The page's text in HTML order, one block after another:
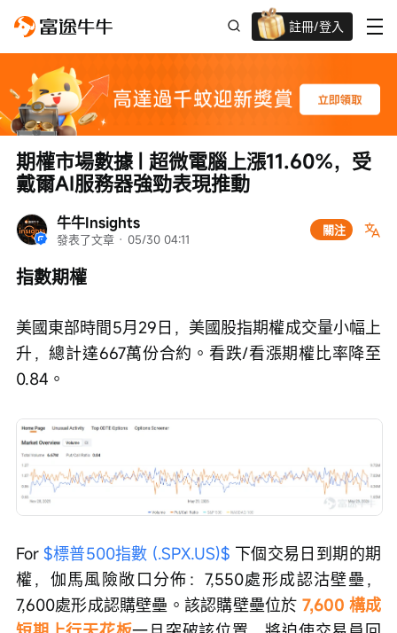
註冊/登入
迎新驚喜賞 股票/BTC等任你揀!
牛牛Insights
發表了文章 · 05/30 04:11
關注
期權市場數據 | 超微電腦上漲11.60%，受
戴爾AI服務器強勁表現推動
指數期權
美國東部時間5月29日，美國股指期權成交量小幅上
升，總計達667萬份合約。看跌/看漲期權比率降至
0.84。
For $標普500指數 (.SPX.US)$ 下個交易日到期的期
權，伽馬風險敞口分佈：7,550處形成認沽壁壘，
7,600處形成認購壁壘。該認購壁壘位於 7,600 構成